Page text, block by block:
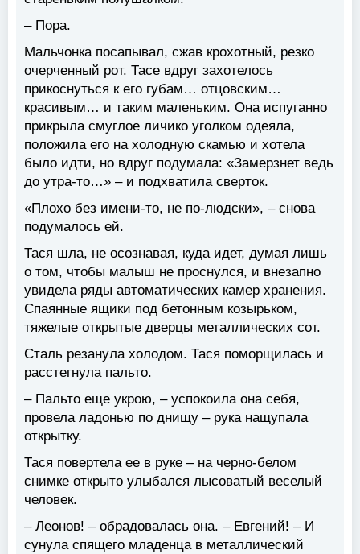
– Пора.
Мальчонка посапывал, сжав крохотный, резко
очерченный рот. Тасе вдруг захотелось
прикоснуться к его губам… отцовским…
красивым… и таким маленьким. Она испуганно
прикрыла смуглое личико уголком одеяла,
положила его на холодную скамью и хотела
было идти, но вдруг подумала: «Замерзнет ведь
до утра-то…» – и подхватила сверток.
«Плохо без имени-то, не по-людски», – снова
подумалось ей.
Тася шла, не осознавая, куда идет, думая лишь
о том, чтобы малыш не проснулся, и внезапно
увидела ряды автоматических камер хранения.
Спаянные ящики под бетонным козырьком,
тяжелые открытые дверцы металлических сот.
Сталь резанула холодом. Тася поморщилась и
расстегнула пальто.
– Пальто еще укрою, – успокоила она себя,
провела ладонью по днищу – рука нащупала
открытку.
Тася повертела ее в руке – на черно-белом
снимке открыто улыбался лысоватый веселый
человек.
– Леонов! – обрадовалась она. – Евгений! – И
сунула спящего младенца в металлический